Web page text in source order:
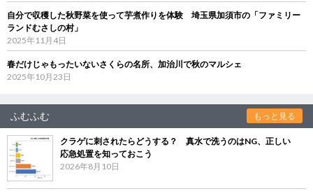
自分で収穫した秋野菜を使って芋煮作りを体験 埼玉県加須市の「ファミリー
ランドむさしの村」
2025年11月4日
春だけじゃもったいないさくらの名所、加治川で秋のマルシェ
2025年10月23日
ふむふむ もっと見る
クラゲに刺されたらどうする？ 真水で洗うのはNG、正しい
応急処置を知っておこう
2026年8月10日